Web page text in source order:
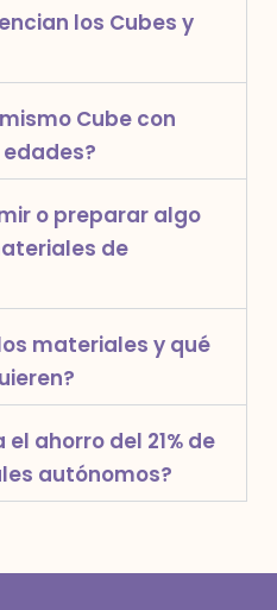
los Cubes y
Cube con
o preparar algo
de
materiales y qué
ahorro del 21% de
autónomos?